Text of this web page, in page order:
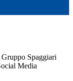
Spaggiari
Media